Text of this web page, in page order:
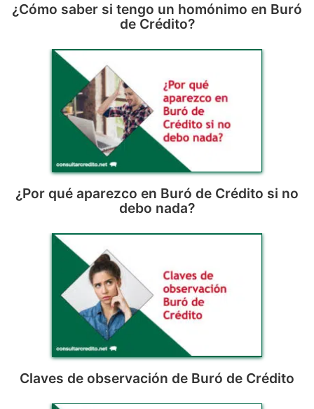
¿Cómo saber si tengo un homónimo en Buró
de Crédito?
¿Por qué aparezco en Buró de Crédito si no
debo nada?
Claves de observación de Buró de Crédito